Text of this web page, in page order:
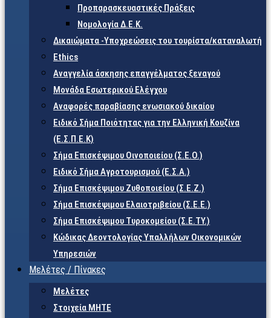
Προπαρασκευαστικές Πράξεις
Νομολογία Δ.Ε.Κ.
Δικαιώματα -Υποχρεώσεις του τουρίστα/καταναλωτή
Ethics
Αναγγελία άσκησης επαγγέλματος ξεναγού
Μονάδα Εσωτερικού Ελέγχου
Αναφορές παραβίασης ενωσιακού δικαίου
Ειδικό Σήμα Ποιότητας για την Ελληνική Κουζίνα
(Ε.Σ.Π.Ε.Κ)
Σήμα Επισκέψιμου Οινοποιείου (Σ.Ε.Ο.)
Ειδικό Σήμα Αγροτουρισμού (Ε.Σ.Α.)
Σήμα Επισκέψιμου Ζυθοποιείου (Σ.Ε.Ζ.)
Σήμα Επισκέψιμου Ελαιοτριβείου (Σ.Ε.Ε.)
Σήμα Επισκέψιμου Τυροκομείου (Σ.Ε.TY.)
Κώδικας Δεοντολογίας Υπαλλήλων Οικονομικών
Υπηρεσιών
Μελέτες / Πίνακες
Μελέτες
Στοιχεία ΜΗΤΕ